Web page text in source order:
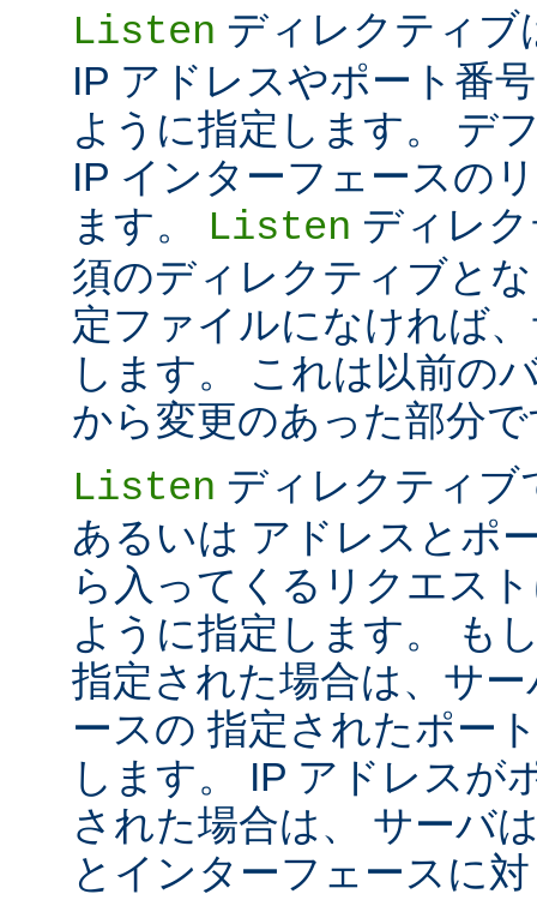
Listen ディレクティブ
IP アドレスやポート番
ように指定します。 デ
IP インターフェースの
ます。
Listen ディレ
須のディレクティブと
定ファイルになければ
します。 これは以前の
から変更のあった部分
Listen ディレクティブ
あるいは アドレスとポ
ら入ってくるリクエス
ように指定します。 も
指定された場合は、サ
ースの 指定されたポー
します。 IP アドレスが
された場合は、 サーバ
とインターフェースに